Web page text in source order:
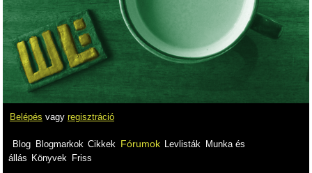
Belépés vagy regisztráció
Blog Blogmarkok Cikkek Fórumok Levlisták
Munka és
állás Könyvek Friss